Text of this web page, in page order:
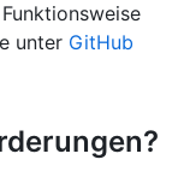
unter GitHub